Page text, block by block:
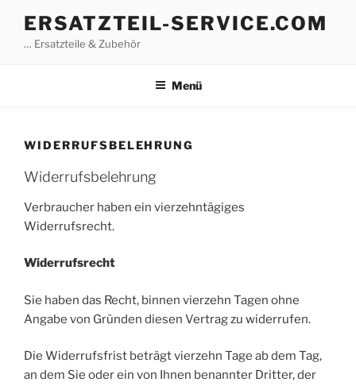
Inhalt
springen
ERSATZTEIL-SERVICE.COM
… Ersatzteile & Zubehör
Menü
WIDERRUFSBELEHRUNG
Widerrufsbelehrung
Verbraucher haben ein vierzehntägiges
Widerrufsrecht.
Widerrufsrecht
Sie haben das Recht, binnen vierzehn Tagen ohne
Angabe von Gründen diesen Vertrag zu widerrufen.
Die Widerrufsfrist beträgt vierzehn Tage ab dem Tag,
an dem Sie oder ein von Ihnen benannter Dritter, der